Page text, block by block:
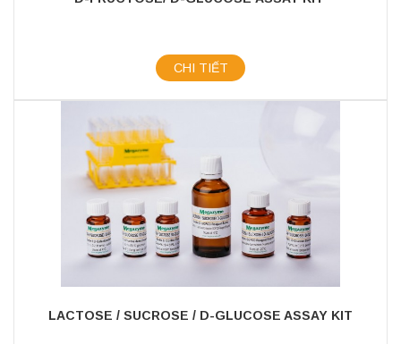
CHI TIẾT
LACTOSE / SUCROSE / D-GLUCOSE ASSAY KIT